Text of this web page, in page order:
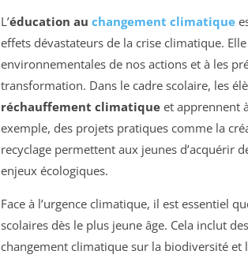
L’éducation au changement climatique
effets dévastateurs de la crise climatique.
environnementales de nos actions et à les
transformation. Dans le cadre scolaire, les
réchauffement climatique et apprennent
exemple, des projets pratiques comme la
recyclage permettent aux jeunes d’acquérir
enjeux écologiques.
Face à l’urgence climatique, il est essentiel
scolaires dès le plus jeune âge. Cela inclut
changement climatique sur la biodiversité et